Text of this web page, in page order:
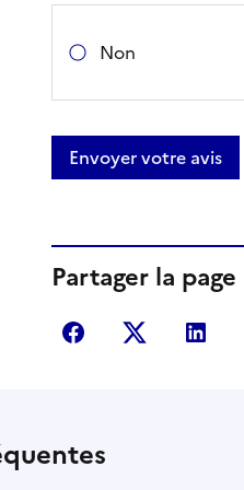
Non
Envoyer votre avis
Partager la page
Partager surPartager